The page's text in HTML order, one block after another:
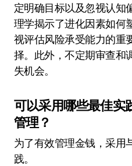
定明确目标以及忽视认知
理学揭示了进化因素如何
视评估风险承受能力的重
择。此外，不定期审查和
失机会。
可以采用哪些最佳实
管理？
为了有效管理金钱，采用
践。